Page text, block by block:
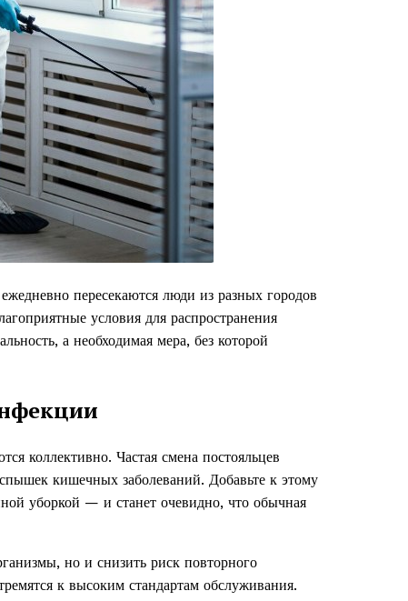
пересекаются люди из разных городов
условия для распространения
а необходимая мера, без которой
коллективно. Частая смена постояльцев
кишечных заболеваний. Добавьте к этому
уборкой — и станет очевидно, что обычная
но и снизить риск повторного
к высоким стандартам обслуживания.